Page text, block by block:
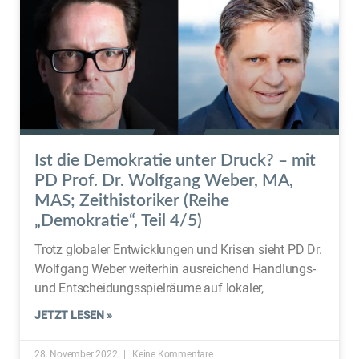
Ist die Demokratie unter Druck? – mit
PD Prof. Dr. Wolfgang Weber, MA,
MAS; Zeithistoriker (Reihe
„Demokratie“, Teil 4/5)
Trotz globaler Entwicklungen und Krisen sieht PD Dr.
Wolfgang Weber weiterhin ausreichend Handlungs-
und Entscheidungsspielräume auf lokaler,
JETZT LESEN »
28. November 2022 Keine Kommentare